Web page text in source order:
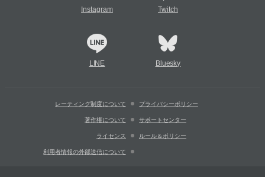
Instagram Twitch
LINE Bluesky
レーティング制度について プライバシーポリシー
著作権について サポートセンター
ライセンス ルール＆ポリシー
利用者情報の外部送信について